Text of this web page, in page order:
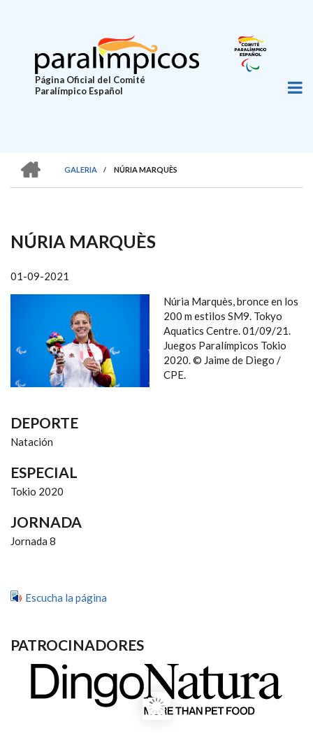
principal
Página Oficial del Comité
Paralímpico Español
SOBRESCRIBIR
DE
AYUDA
A
LA
NAVEGACIÓN
GALERIA
/ NÚRIA MARQUÈS
NÚRIA MARQUÈS
01-09-2021
Núria Marquès, bronce en los
200 m estilos SM9. Tokyo
Aquatics Centre. 01/09/21.
Juegos Paralímpicos Tokio
2020. © Jaime de Diego /
CPE.
DEPORTE
Natación
ESPECIAL
Tokio 2020
JORNADA
Jornada 8
Escucha la página
PATROCINADORES